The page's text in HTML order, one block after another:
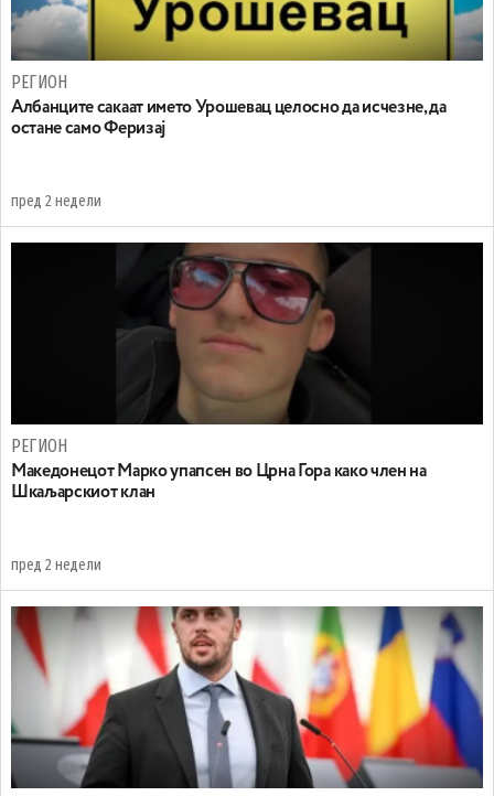
РЕГИОН
Aлбанците сакаат името Урошевац целосно да исчезне, да
остане само Феризај
пред 2 недели
РЕГИОН
Maкедонецот Марко упапсен во Црна Гора како член на
Шкаљарскиот клан
пред 2 недели